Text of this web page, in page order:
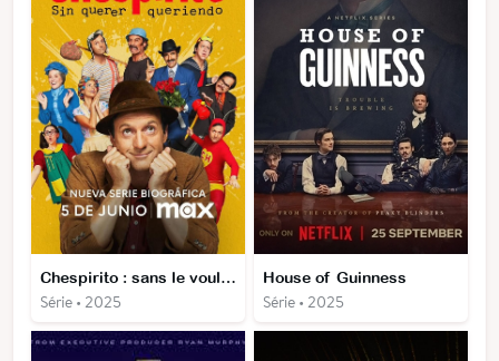
Chespirito : sans le vouloir
Série • 2025
House of Guinness
Série • 2025